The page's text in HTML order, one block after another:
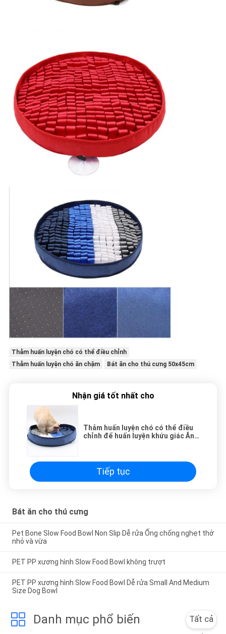
Thảm huấn luyện chó có thể điều chỉnh
Thảm huấn luyện chó ăn chậm
Bát ăn cho thú cưng 50x45cm
Nhận giá tốt nhất cho
Thảm huấn luyện chó có thể điều
chỉnh để huấn luyện khứu giác Ăn
Tiếp tục
Bát ăn cho thú cưng
Pet Bone Slow Food Bowl Non Slip Dễ rửa Ống chống nghẹt thở
nhỏ và vừa
PET PP xương hình Slow Food Bowl không trượt
PET PP xương hình Slow Food Bowl Dễ rửa Small And Medium
Size Dog Bowl
Danh mục phổ biến
Tất cả